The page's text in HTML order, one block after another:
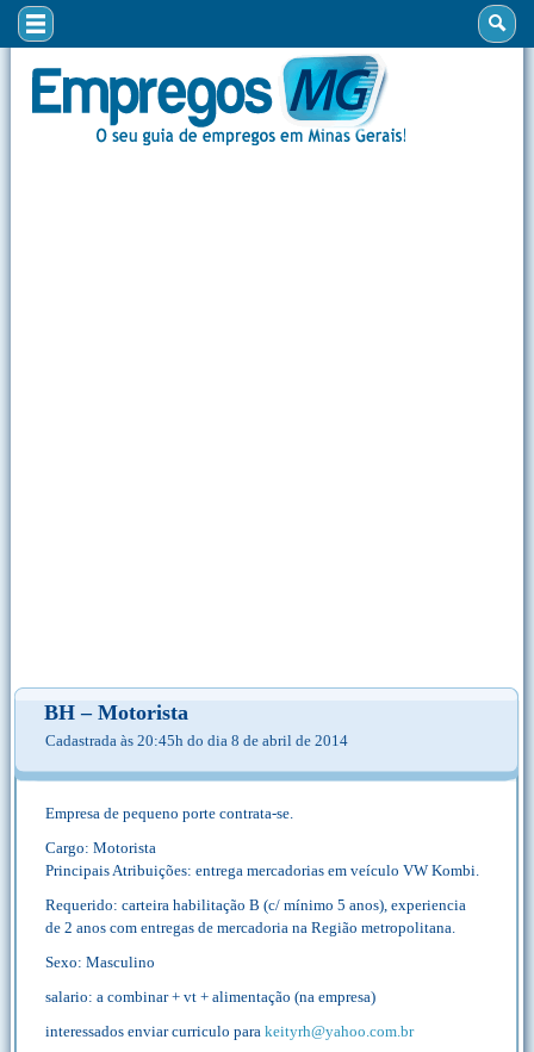
BH – Motorista
Cadastrada às 20:45h do dia 8 de abril de 2014
Empresa de pequeno porte contrata-se.
Cargo: Motorista
Principais Atribuições: entrega mercadorias em veículo VW Kombi.
Requerido: carteira habilitação B (c/ mínimo 5 anos), experiencia
de 2 anos com entregas de mercadoria na Região metropolitana.
Sexo: Masculino
salario: a combinar + vt + alimentação (na empresa)
interessados enviar curriculo para keityrh@yahoo.com.br